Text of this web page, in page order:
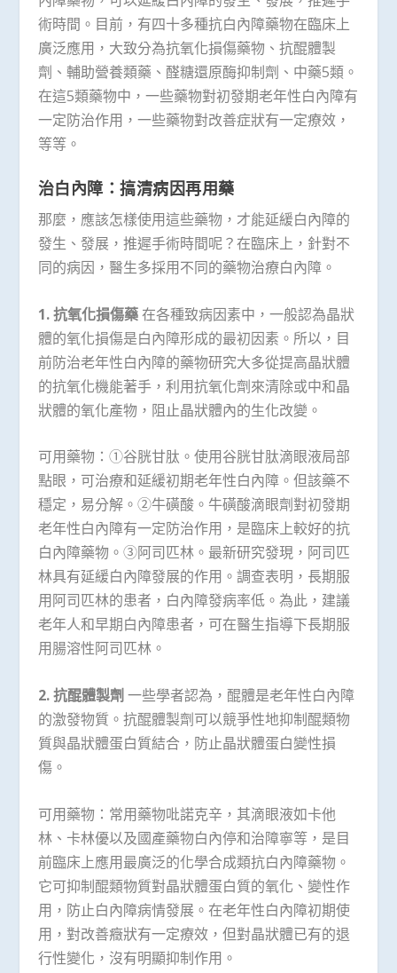
術時間。目前，有四十多種抗白內障藥物在臨床上
廣泛應用，大致分為抗氧化損傷藥物、抗醌體製
劑、輔助營養類藥、醛糖還原酶抑制劑、中藥5類。
在這5類藥物中，一些藥物對初發期老年性白內障有
一定防治作用，一些藥物對改善症狀有一定療效，
等等。
治白內障：搞清病因再用藥
那麼，應該怎樣使用這些藥物，才能延緩白內障的
發生、發展，推遲手術時間呢？在臨床上，針對不
同的病因，醫生多採用不同的藥物治療白內障。
1. 抗氧化損傷藥在各種致病因素中，一般認為晶狀
體的氧化損傷是白內障形成的最初因素。所以，目
前防治老年性白內障的藥物研究大多從提高晶狀體
的抗氧化機能著手，利用抗氧化劑來清除或中和晶
狀體的氧化產物，阻止晶狀體內的生化改變。
可用藥物：①谷胱甘肽。使用谷胱甘肽滴眼液局部
點眼，可治療和延緩初期老年性白內障。但該藥不
穩定，易分解。②牛磺酸。牛磺酸滴眼劑對初發期
老年性白內障有一定防治作用，是臨床上較好的抗
白內障藥物。③阿司匹林。最新研究發現，阿司匹
林具有延緩白內障發展的作用。調查表明，長期服
用阿司匹林的患者，白內障發病率低。為此，建議
老年人和早期白內障患者，可在醫生指導下長期服
用腸溶性阿司匹林。
2. 抗醌體製劑 一些學者認為，醌體是老年性白內障
的激發物質。抗醌體製劑可以競爭性地抑制醌類物
質與晶狀體蛋白質結合，防止晶狀體蛋白變性損
傷。
可用藥物：常用藥物吡諾克辛，其滴眼液如卡他
林、卡林優以及國產藥物白內停和治障寧等，是目
前臨床上應用最廣泛的化學合成類抗白內障藥物。
它可抑制醌類物質對晶狀體蛋白質的氧化、變性作
用，防止白內障病情發展。在老年性白內障初期使
用，對改善癥狀有一定療效，但對晶狀體已有的退
行性變化，沒有明顯抑制作用。